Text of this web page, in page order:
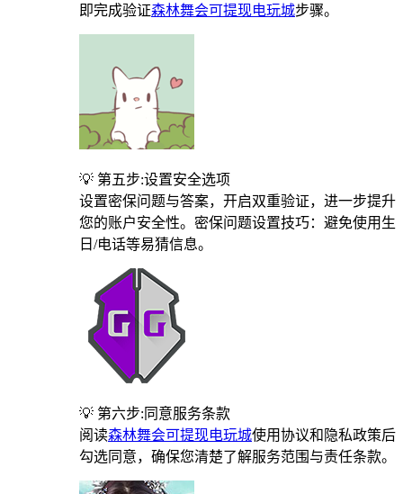
即完成验证森林舞会可提现电玩城步骤。
💡 第五步:设置安全选项
设置密保问题与答案，开启双重验证，进一步提升
您的账户安全性。密保问题设置技巧：避免使用生
日/电话等易猜信息。
💡 第六步:同意服务条款
阅读森林舞会可提现电玩城使用协议和隐私政策后
勾选同意，确保您清楚了解服务范围与责任条款。